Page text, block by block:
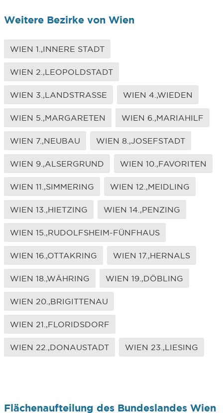
Weitere Bezirke von Wien
WIEN 1.,INNERE STADT
WIEN 2.,LEOPOLDSTADT
WIEN 3.,LANDSTRASSE WIEN 4.,WIEDEN
WIEN 5.,MARGARETEN WIEN 6.,MARIAHILF
WIEN 7.,NEUBAU WIEN 8.,JOSEFSTADT
WIEN 9.,ALSERGRUND WIEN 10.,FAVORITEN
WIEN 11.,SIMMERING WIEN 12.,MEIDLING
WIEN 13.,HIETZING WIEN 14.,PENZING
WIEN 15.,RUDOLFSHEIM-FÜNFHAUS
WIEN 16.,OTTAKRING WIEN 17.,HERNALS
WIEN 18.,WÄHRING WIEN 19.,DÖBLING
WIEN 20.,BRIGITTENAU
WIEN 21.,FLORIDSDORF
WIEN 22.,DONAUSTADT WIEN 23.,LIESING
Flächenaufteilung des Bundeslandes Wien